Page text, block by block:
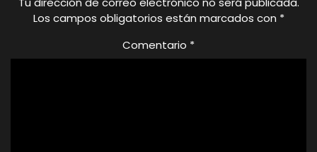
Los campos obligatorios están marcados con *
Comentario *